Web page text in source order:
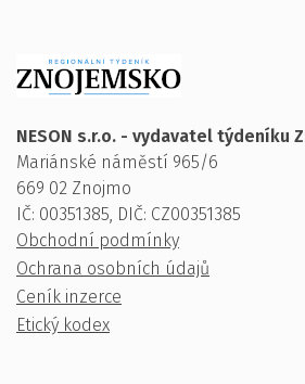
NESON s.r.o. - vydavatel týdeníku
Mariánské náměstí 965/6
669 02 Znojmo
IČ: 00351385, DIČ: CZ00351385
Obchodní podmínky
Ochrana osobních údajů
Ceník inzerce
Etický kodex